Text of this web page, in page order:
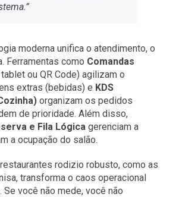
moderna unifica o atendimento, o
Ferramentas como Comandas
ou QR Code) agilizam o
extras (bebidas) e KDS
organizam os pedidos
de prioridade. Além disso,
e Fila Lógica gerenciam a
a ocupação do salão.
rodizio robusto, como as
transforma o caos operacional
você não mede, você não